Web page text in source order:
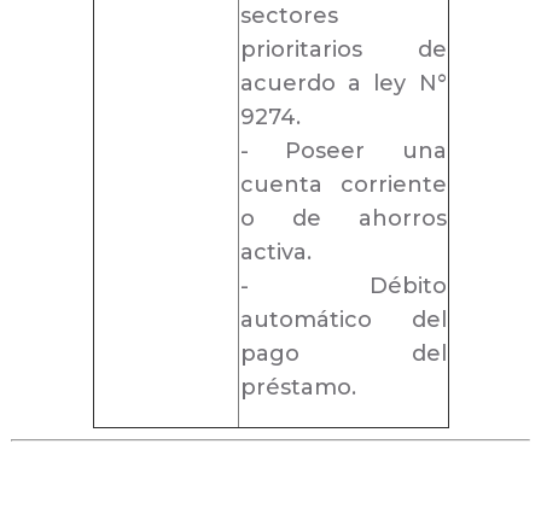
sectores
prioritarios de
acuerdo a ley N°
9274.
- Poseer una
cuenta corriente
o de ahorros
activa.
- Débito
automático del
pago del
préstamo.